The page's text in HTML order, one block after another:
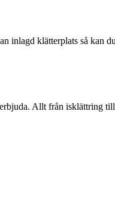
inlagd klätterplats så kan
Allt från isklättring